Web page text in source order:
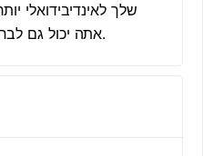
אתה יכול גם לבחור צבע משלך לחזית ולרקע.